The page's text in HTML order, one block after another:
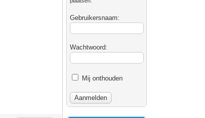
Gebruikersnaam:
Wachtwoord:
Mij onthouden